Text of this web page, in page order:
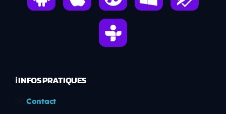
ℹ️ INFOS PRATIQUES
Contact